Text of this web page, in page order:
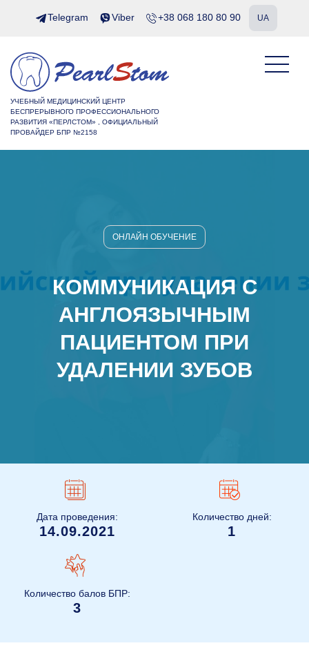
Telegram Viber +38 068 180 80 90 UA
УЧЕБНЫЙ МЕДИЦИНСКИЙ ЦЕНТР
БЕСПРЕРЫВНОГО ПРОФЕССИОНАЛЬНОГО
РАЗВИТИЯ «ПЕРЛСТОМ» , ОФИЦИАЛЬНЫЙ
ПРОВАЙДЕР БПР №2158
ОНЛАЙН ОБУЧЕНИЕ
КОММУНИКАЦИЯ С
АНГЛОЯЗЫЧНЫМ
ПАЦИЕНТОМ ПРИ
УДАЛЕНИИ ЗУБОВ
Дата проведения:
14.09.2021
Количество дней:
1
Количество балов БПР:
3